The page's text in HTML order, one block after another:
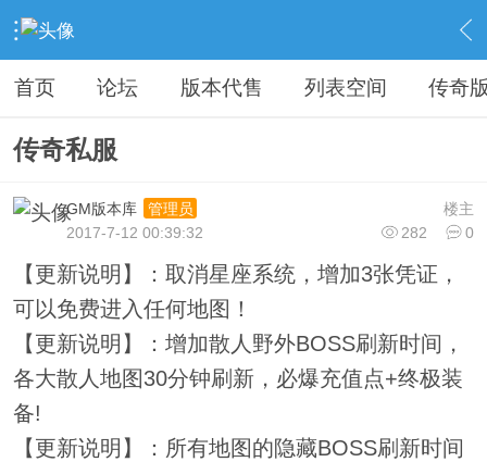
› 教程广告专区 › 广告专区 › 内容
首页 论坛 版本代售 列表空间 传奇
传奇私服
楼主
GM版本库
管理员
282
0
2017-7-12 00:39:32
【更新说明】：取消星座系统，增加3张凭证，
可以免费进入任何地图！
【更新说明】：增加散人野外BOSS刷新时间，
各大散人地图30分钟刷新，必爆充值点+终极装
备!
【更新说明】：所有地图的隐藏BOSS刷新时间